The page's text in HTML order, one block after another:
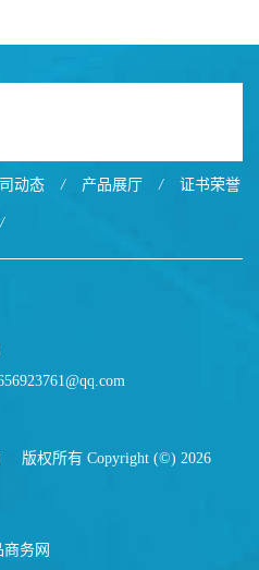
动态 / 产品展厅 / 证书荣誉
/
版权所有 Copyright (©) 2026
商务网